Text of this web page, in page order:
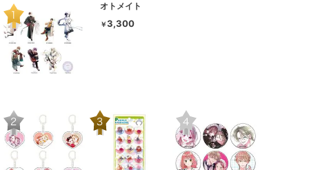
オトメイト
￥3,300